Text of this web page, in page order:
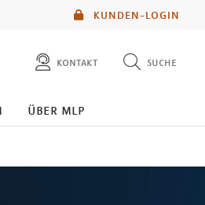
KUNDEN-LOGIN
kontakt suche
diese website durchsuchen
über mlp